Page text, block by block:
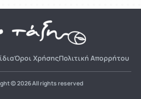
Όροι ΧρήσηςΠολιτική Απορρήτου
© 2026 All rights reserved